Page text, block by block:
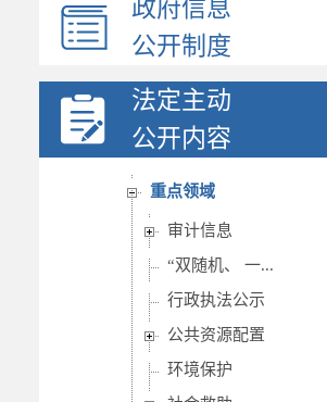
政府信息
公开制度
法定主动
公开内容
政府采购
价格与收费
行政许可和其他对外管...
行政权力
重要部署执行公开
重点领域
审计信息
“双随机、 一...
行政执法公示
公共资源配置
环境保护